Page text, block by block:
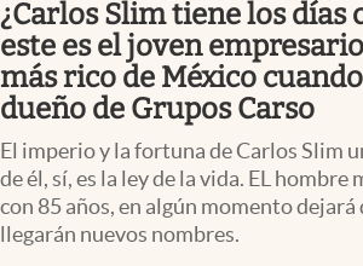
Pc y celular
Vida y estilo
Clima
Espiritualidad
¿Carlos Slim tiene los días
este es el joven
más rico de México
dueño de Grupos Carso
El imperio y la fortuna de Carlos Slim
de él, sí, es la ley de la vida. EL hombre
con 85 años, en algún momento dejará
llegarán nuevos nombres.